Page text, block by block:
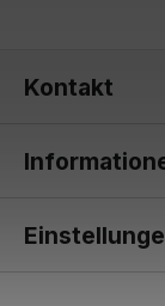
Kontakt